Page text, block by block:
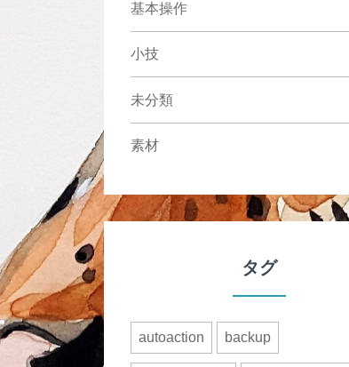
基本操作
小技
未分類
素材
タグ
autoaction backup